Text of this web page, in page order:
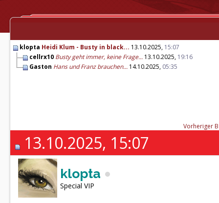
klopta Heidi Klum - Busty in black... 13.10.2025, 15:07
cellrx10 Busty geht immer, keine Frage... 13.10.2025, 19:16
Gaston Hans und Franz brauchen... 14.10.2025, 05:35
Vorheriger
13.10.2025, 15:07
klopta
Special VIP